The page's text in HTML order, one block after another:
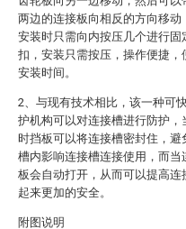
两边的连接板向相反的方向移
安装时只需向内按压几个进行固
扣，安装只需按压，操作便捷
安装时间。
2、与现有技术相比，该一种可
护机构可以对连接槽进行防护，
时挡板可以将连接槽密封住，
槽内影响连接槽连接使用，而
板会自动打开，从而可以提高连
起来更加的安全。
附图说明